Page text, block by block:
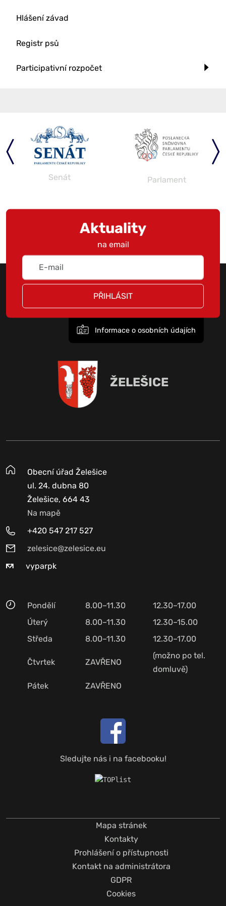
Hlášení závad
Registr psů
Participativní rozpočet
Senát Parlament
Aktuality
na email
PŘIHLÁSIT
Informace o osobních údajích
ŽELEŠICE
Obecní úřad Želešice
ul. 24. dubna 80
Želešice, 664 43
Na mapě
+420 547 217 527
zelesice@zelesice.eu
vyparpk
Pondělí 8.00–11.30
12.30–17.00
Úterý
8.00–11.30
12.30–15.00
Středa
8.00–11.30 12.30–17.00
Čtvrtek ZAVŘENO
(možno po tel.
domluvě)
Pátek
ZAVŘENO
Sledujte nás i na facebooku!
Mapa stránek
Kontakty
Prohlášení o přístupnosti
Kontakt na administrátora
GDPR
Cookies